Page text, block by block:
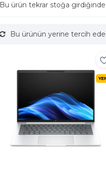
Bu ürün tekrar stoğa
Bu ürünün yerine tercih